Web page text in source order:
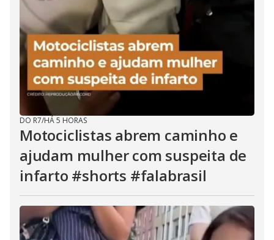
DO R7/HÁ 5 HORAS
Motociclistas abrem caminho e
ajudam mulher com suspeita de
infarto #shorts #falabrasil